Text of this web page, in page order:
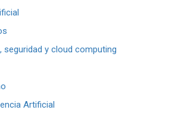
seguridad y cloud computing
Artificial